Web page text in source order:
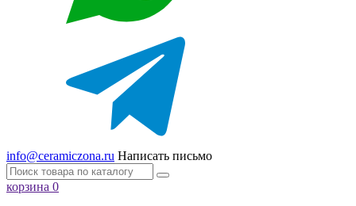
info@ceramiczona.ru Написать письмо
корзина 0